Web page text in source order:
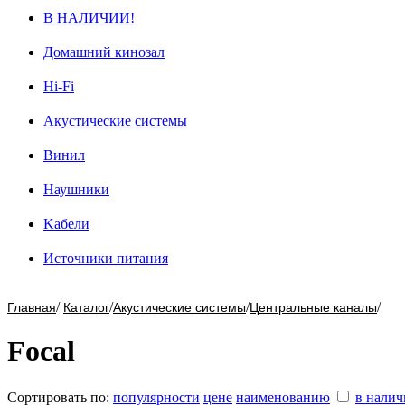
В НАЛИЧИИ!
Домашний кинозал
Hi-Fi
Акустические системы
Винил
Наушники
Kабели
Источники питания
Главная/ Каталог/Акустические системы/Центральные каналы/
Focal
Сортировать по: популярности цене наименованию в